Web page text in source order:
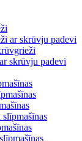
ar skrūvju padevi
skrūvju padevi